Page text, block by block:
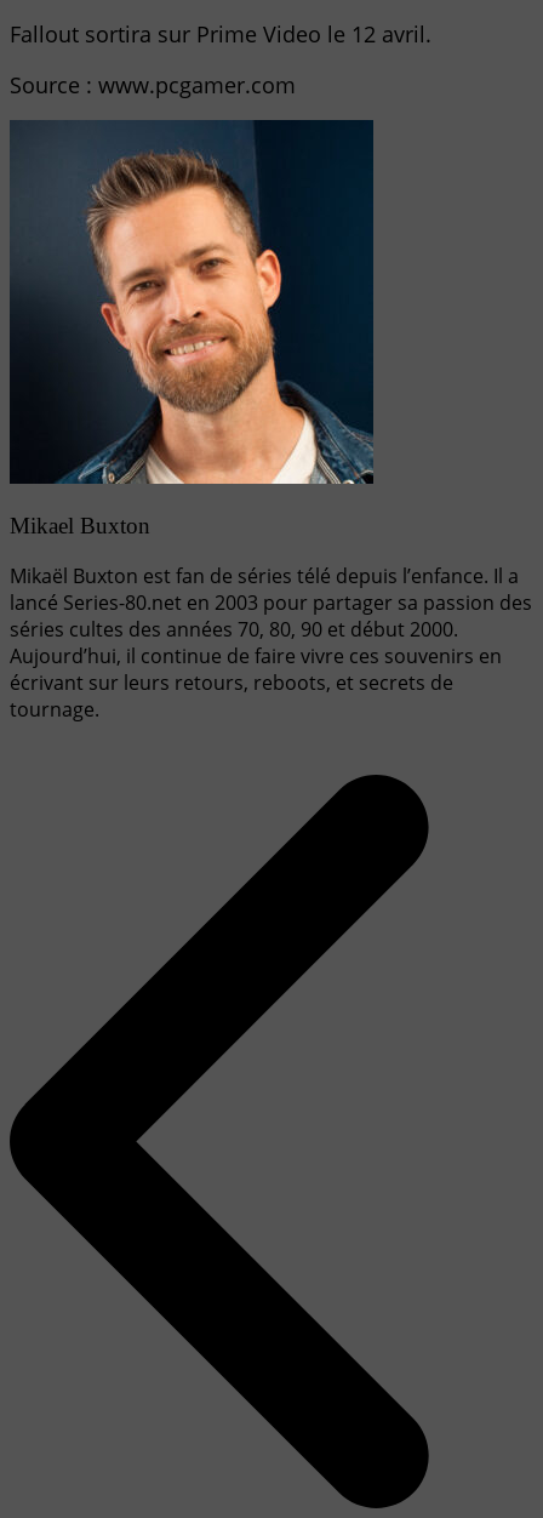
Fallout sortira sur Prime Video le 12 avril.
Source : www.pcgamer.com
Mikael Buxton
Mikaël Buxton est fan de séries télé depuis l’enfance. Il a
lancé Series-80.net en 2003 pour partager sa passion des
séries cultes des années 70, 80, 90 et début 2000.
Aujourd’hui, il continue de faire vivre ces souvenirs en
écrivant sur leurs retours, reboots, et secrets de
tournage.